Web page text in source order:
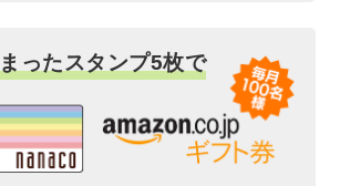
ったスタンプ5枚で